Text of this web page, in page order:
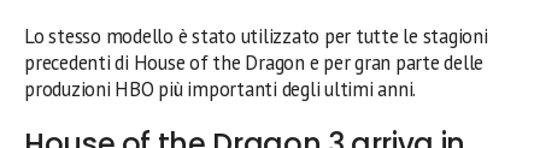
Lo stesso modello è stato utilizzato per tutte le stagioni
precedenti di House of the Dragon e per gran parte delle
produzioni HBO più importanti degli ultimi anni.